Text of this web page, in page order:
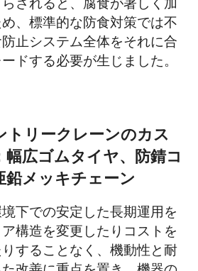
、標準的な防食対策では不
止システム全体をそれに合
ドする必要が生じました。
トリークレーンのカス
広ゴムタイヤ、防錆コ
鉛メッキチェーン
下での安定した長期運用を
構造を変更したりコストを
することなく、機動性と耐